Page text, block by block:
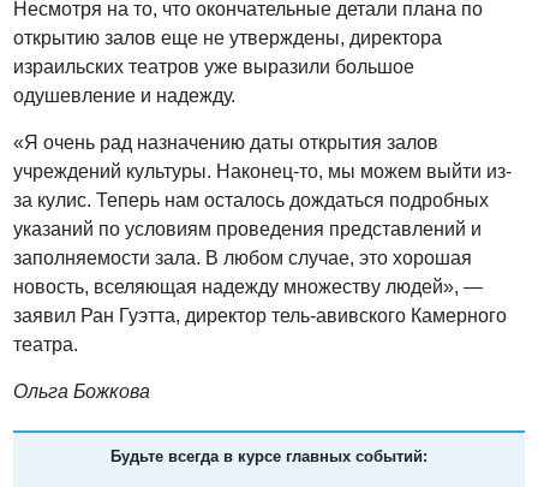
Несмотря на то, что окончательные детали плана по
открытию залов еще не утверждены, директора
израильских театров уже выразили большое
одушевление и надежду.
«Я очень рад назначению даты открытия залов
учреждений культуры. Наконец-то, мы можем выйти из-
за кулис. Теперь нам осталось дождаться подробных
указаний по условиям проведения представлений и
заполняемости зала. В любом случае, это хорошая
новость, вселяющая надежду множеству людей», —
заявил Ран Гуэтта, директор тель-авивского Камерного
театра.
Ольга Божкова
Будьте всегда в курсе главных событий: